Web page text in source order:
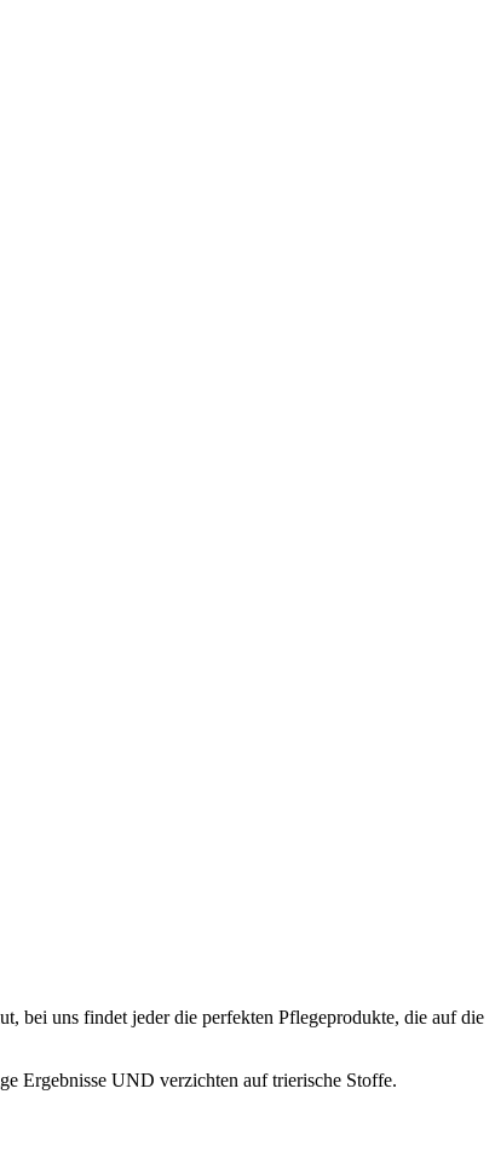
bei uns findet jeder die perfekten Pflegeprodukte, die auf die
Ergebnisse UND verzichten auf trierische Stoffe.